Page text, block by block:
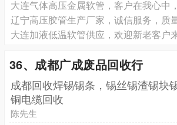
大连气体高压金属软管，客户在我心中
辽宁高压胶管生产厂家，诚信服务，质
大连加液低温软管供应，欢迎新老客户
36、成都广成废品回收行
成都回收焊锡锡条，锡丝锡渣锡块
铜电缆回收
陈先生